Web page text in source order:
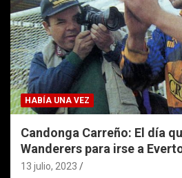
HABÍA UNA VEZ
Candonga Carreño: El día
Wanderers para irse a
13 julio, 2023